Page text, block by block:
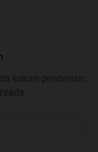
kolom pencarian.